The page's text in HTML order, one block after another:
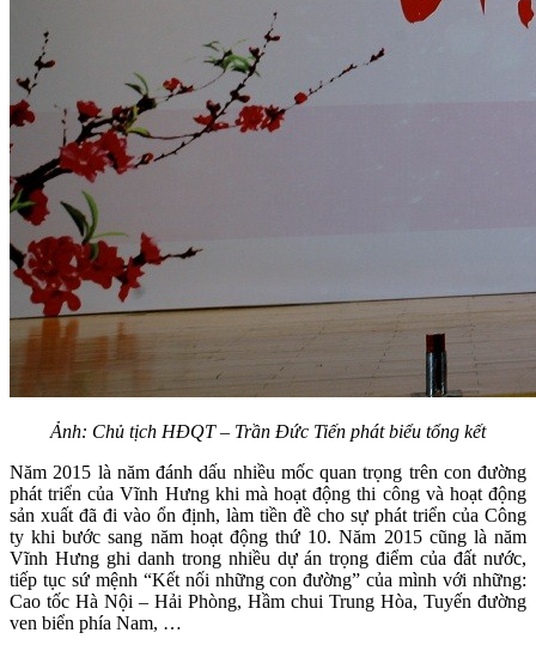
Ảnh: Chủ tịch HĐQT – Trần Đức Tiến phát biểu tổng kết
Năm 2015 là năm đánh dấu nhiều mốc quan trọng trên con đường
phát triển của Vĩnh Hưng khi mà hoạt động thi công và hoạt động
sản xuất đã đi vào ổn định, làm tiền đề cho sự phát triển của Công
ty khi bước sang năm hoạt động thứ 10. Năm 2015 cũng là năm
Vĩnh Hưng ghi danh trong nhiều dự án trọng điểm của đất nước,
tiếp tục sứ mệnh “Kết nối những con đường” của mình với những:
Cao tốc Hà Nội – Hải Phòng, Hầm chui Trung Hòa, Tuyến đường
ven biển phía Nam, …